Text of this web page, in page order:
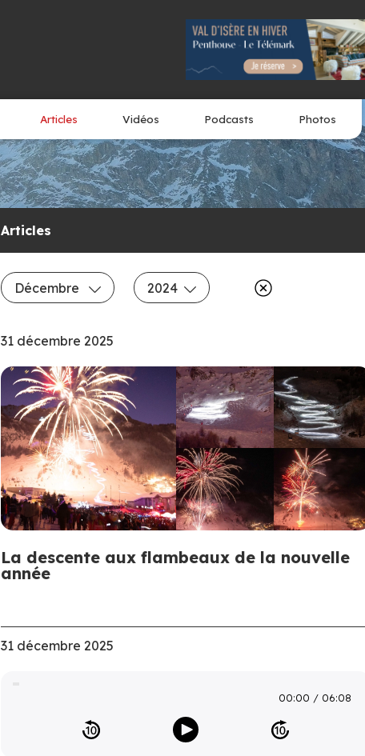
Articles Vidéos Podcasts Photos
Articles
Décembre 2024
31 décembre 2025
La descente aux flambeaux de la nouvelle
année
31 décembre 2025
00:00 06:08